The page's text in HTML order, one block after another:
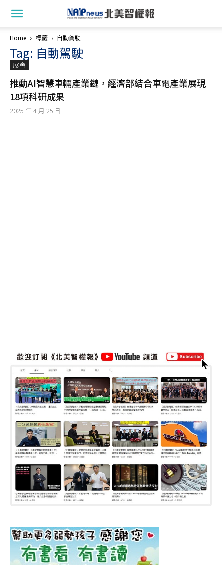
Home 標籤 自動駕駛
Tag: 自動駕駛
展會
推動AI智慧車輛產業鏈，經濟部結合車電產業展現
18項科研成果
2025 年 4 月 25 日